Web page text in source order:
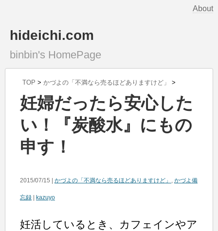
About
hideichi.com
binbin's HomePage
TOP > かづよの「不満なら売るほどありますけど」 >
妊婦だったら安心した
い！『炭酸水』にもの
申す！
2015/07/15 | かづよの「不満なら売るほどありますけど」 , かづよ備
忘録 kazuyo
妊活しているとき、カフェインやア